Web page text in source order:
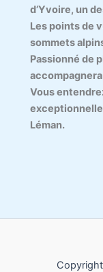
d’Yvoire, un
Les points de
sommets
Passionné de
Vous
Léman.